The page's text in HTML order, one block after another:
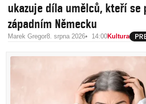
ukazuje díla umělců, kteří se
západním Německu
Marek Gregor8. srpna 2026 14:00Kultura